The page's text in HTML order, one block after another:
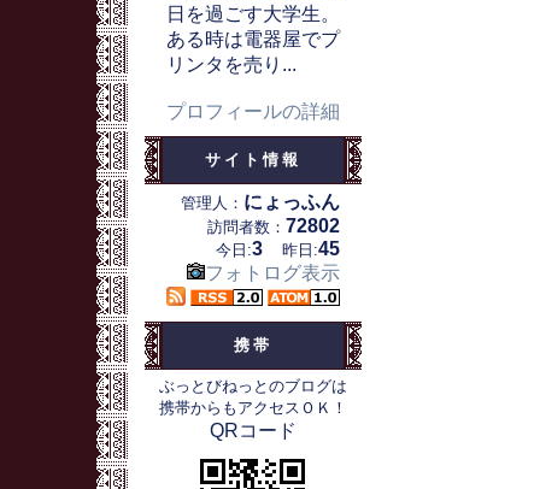
日を過ごす大学生。
ある時は電器屋でプ
リンタを売り...
プロフィールの詳細
サイト情報
管理人： にょっふん
訪問者数： 72802
今日:3 昨日:45
フォトログ表示
携帯
ぶっとびねっとのブログは
携帯からもアクセスＯＫ！
QRコード